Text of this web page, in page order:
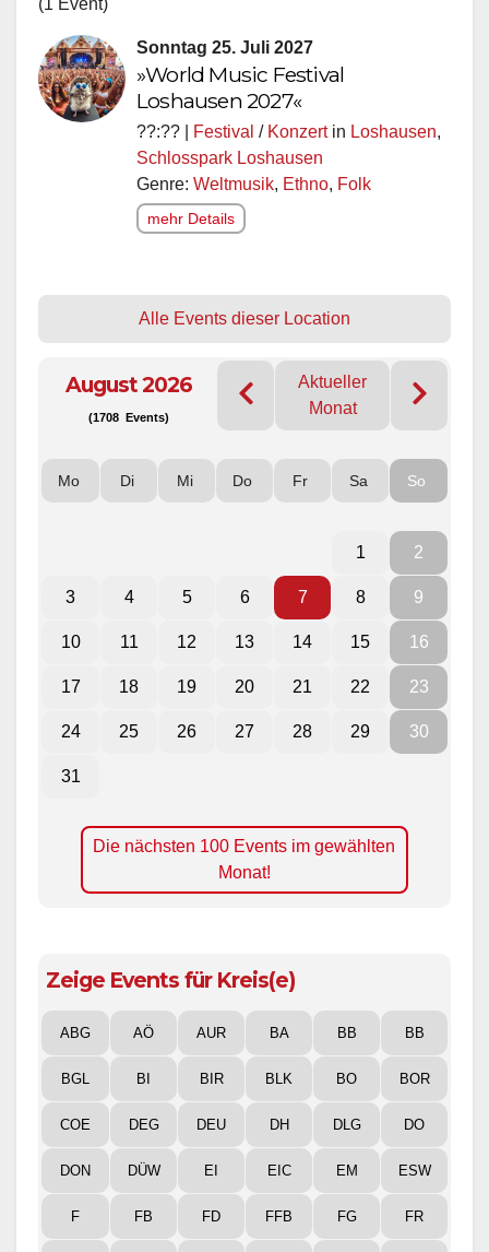
Sonntag 25. Juli 2027
»World Music Festival
Loshausen 2027«
??:?? | Festival / Konzertin Loshausen,
Schlosspark Loshausen
Genre: Weltmusik, Ethno, Folk
mehr Details
Alle Events dieser Location
August 2026
(1708 Events)
Aktueller
Monat
Mo Di Mi Do Fr Sa So
1 2
3 4 5 6 7 8 9
10 11 12 13 14 15 16
17 18 19 20 21 22 23
24 25 26 27 28 29 30
31
Die nächsten 100 Events im gewählten
Monat!
Zeige Events für Kreis(e)
ABG AÖ AUR BA BB BB
BGL BI BIR BLK BO BOR
COE DEG DEU DH DLG DO
DON DÜW EI EIC EM ESW
F FB FD FFB FG FR